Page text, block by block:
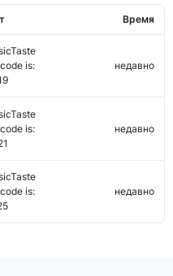
Время
is:
недавно
is:
недавно
is:
недавно